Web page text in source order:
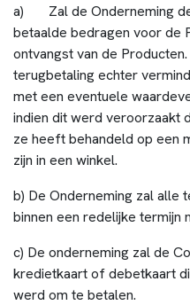
a) Zal de Onderneming
betaalde bedragen voor de
ontvangst van de
terugbetaling echter
met een eventuele
indien dit werd veroorzaakt
ze heeft behandeld op een
zijn in een winkel.
b) De Onderneming zal alle
binnen een redelijke termijn
c) De onderneming zal de
kredietkaart of debetkaart
werd om te betalen.